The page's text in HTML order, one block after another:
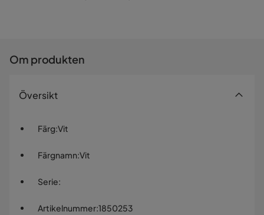
Om produkten
Översikt
Färg:Vit
Färgnamn:Vit
Serie:
Artikelnummer:1850253